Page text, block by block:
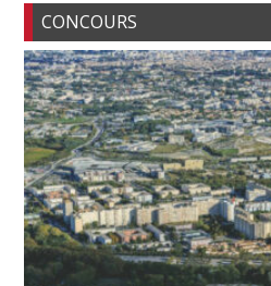
CONCOURS